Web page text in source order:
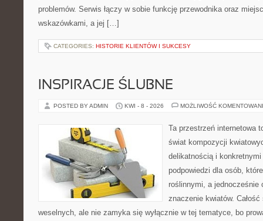
problemów. Serwis łączy w sobie funkcję przewodnika oraz
wskazówkami, a jej […]
CATEGORIES: HISTORIE KLIENTÓW I SUKCESY
INSPIRACJE ŚLUBNE
POSTED BY ADMIN KWI - 8 - 2026 MOŻLIWOŚĆ
Ta przestrzeń internetowa
świat kompozycji
delikatnością i
podpowiedzi dla osób,
roślinnymi, a jednocześnie
znaczenie kwiatów.
weselnych, ale nie zamyka się wyłącznie w tej tematyce, bo